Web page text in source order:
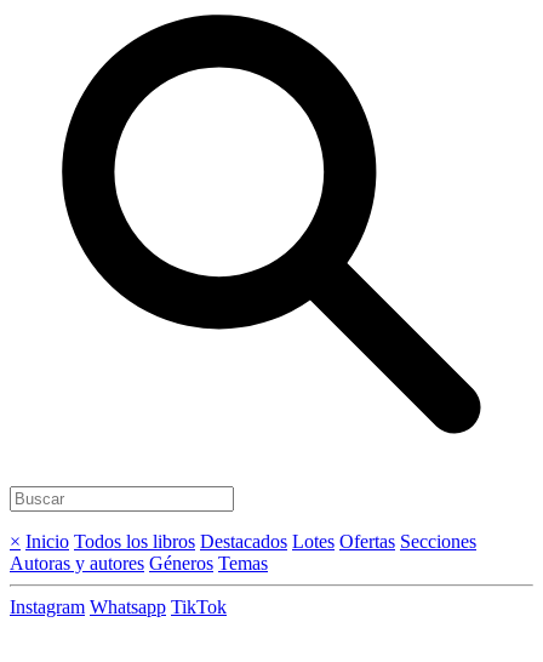
× Inicio Todos los libros Destacados Lotes Ofertas Secciones
Autoras y autores Géneros Temas
Instagram Whatsapp TikTok